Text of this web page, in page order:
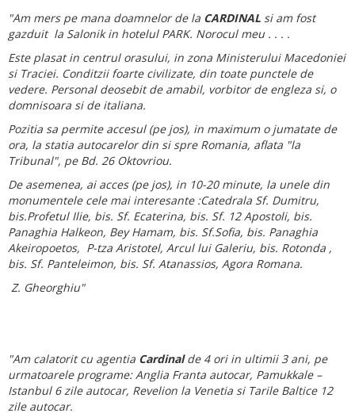
"Am mers pe mana doamnelor de la CARDINAL si am fost
gazduit la Salonik in hotelul PARK. Norocul meu . . . .
Este plasat in centrul orasului, in zona Ministerului Macedoniei
si Traciei. Conditzii foarte civilizate, din toate punctele de
vedere. Personal deosebit de amabil, vorbitor de engleza si, o
domnisoara si de italiana.
Pozitia sa permite accesul (pe jos), in maximum o jumatate de
ora, la statia autocarelor din si spre Romania, aflata "la
Tribunal", pe Bd. 26 Oktovriou.
De asemenea, ai acces (pe jos), in 10-20 minute, la unele din
monumentele cele mai interesante :Catedrala Sf. Dumitru,
bis.Profetul Ilie, bis. Sf. Ecaterina, bis. Sf. 12 Apostoli, bis.
Panaghia Halkeon, Bey Hamam, bis. Sf.Sofia, bis. Panaghia
Akeiropoetos, P-tza Aristotel, Arcul lui Galeriu, bis. Rotonda ,
bis. Sf. Panteleimon, bis. Sf. Atanassios, Agora Romana.
Z. Gheorghiu"
"Am calatorit cu agentia Cardinalde 4 ori in ultimii 3 ani, pe
urmatoarele programe: Anglia Franta autocar, Pamukkale –
Istanbul 6 zile autocar, Revelion la Venetia si Tarile Baltice 12
zile autocar.